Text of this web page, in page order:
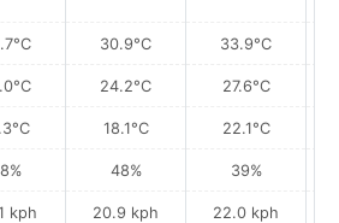
kph
30.9°C
24.2°C
18.1°C
48%
20.9 kph
33.9°C
27.6°C
22.1°C
39%
22.0 kph